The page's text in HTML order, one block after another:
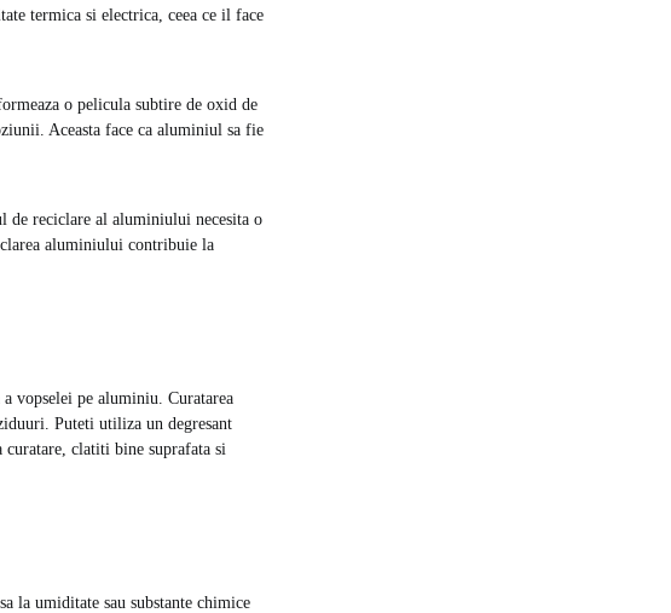
termica si electrica, ceea ce il face
o pelicula subtire de oxid de
Aceasta face ca aluminiul sa fie
de reciclare al aluminiului necesita o
aluminiului contribuie la
a vopselei pe aluminiu. Curatarea
Puteti utiliza un degresant
curatare, clatiti bine suprafata si
la umiditate sau substante chimice